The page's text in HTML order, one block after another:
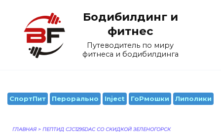
содержанию
Бодибилдинг и
фитнес
Путеводитель по миру
фитнеса и бодибилдинга
СпортПит Перорально Inject ГоРмошки Липолики
ГЛАВНАЯ > ПЕПТИД CJC1295DAC СО СКИДКОЙ ЗЕЛЕНОГОРСК